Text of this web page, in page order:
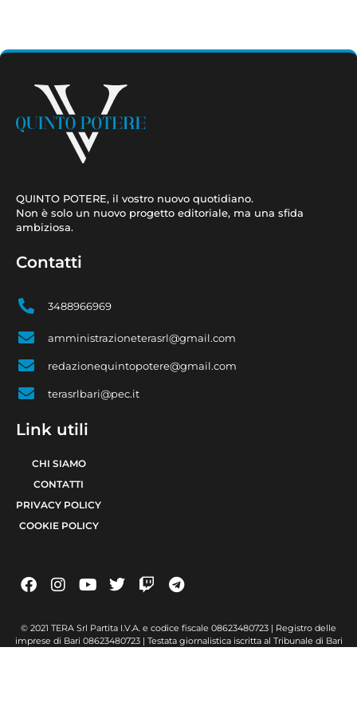
QUINTO POTERE, il vostro nuovo quotidiano.
Non è solo un nuovo progetto editoriale, ma una sfida
ambiziosa.
Contatti
3488966969
amministrazioneterasrl@gmail.com
redazionequintopotere@gmail.com
terasrlbari@pec.it
Link utili
CHI SIAMO
CONTATTI
PRIVACY POLICY
COOKIE POLICY
© 2021 TERA Srl Partita I.V.A. e codice fiscale 08623480723 | Registro delle
imprese di Bari 08623480723 | Testata giornalistica iscritta al Tribunale di Bari